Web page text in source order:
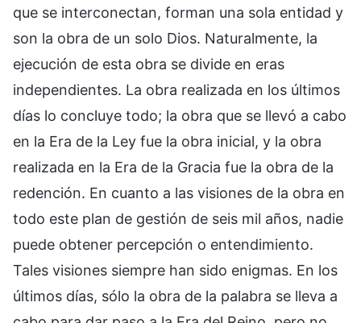
que se interconectan, forman una sola entidad y
son la obra de un solo Dios. Naturalmente, la
ejecución de esta obra se divide en eras
independientes. La obra realizada en los últimos
días lo concluye todo; la obra que se llevó a cabo
en la Era de la Ley fue la obra inicial, y la obra
realizada en la Era de la Gracia fue la obra de la
redención. En cuanto a las visiones de la obra en
todo este plan de gestión de seis mil años, nadie
puede obtener percepción o entendimiento.
Tales visiones siempre han sido enigmas. En los
últimos días, sólo la obra de la palabra se lleva a